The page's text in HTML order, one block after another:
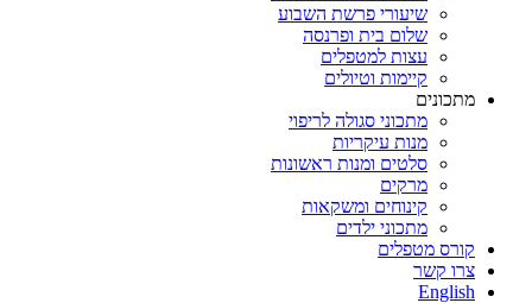
שיעורי פרשת השבוע
שלום בית ופרנסה
עצות למטפלים
קיימות וטיולים
מתכונים
מתכוני סגולה לריפוי
מנות עיקריות
סלטים ומנות ראשונות
מרקים
קינוחים ומשקאות
מתכוני ילדים
קורס מטפלים
צרו קשר
English